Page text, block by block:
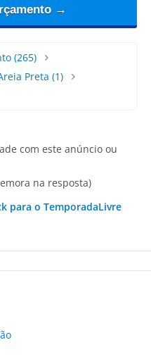
→
(265)
Preta (1)
com este anúncio ou
na resposta)
para o TemporadaLivre